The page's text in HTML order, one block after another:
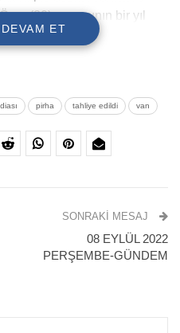
(80), cezasının bir yıl
ET
pirha tahliye edildi van
SONRAKI MESAJ
08 EYLÜL 2022
PERŞEMBE-GÜNDEM